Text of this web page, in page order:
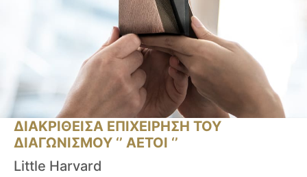
ΔΙΑΚΡΙΘΕΙΣΑ ΕΠΙΧΕΙΡΗΣΗ ΤΟΥ
ΔΙΑΓΩΝΙΣΜΟΥ ‘’ ΑΕΤΟΙ ‘’
Little Harvard